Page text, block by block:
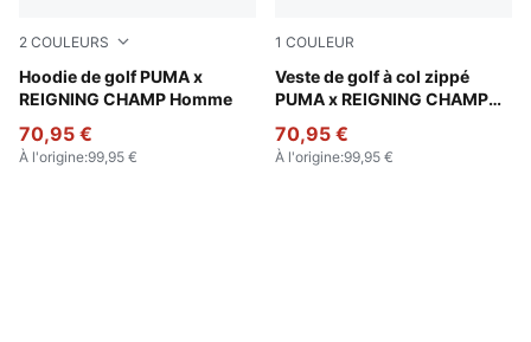
2 COULEURS
Hoodie de golf PUMA x
REIGNING CHAMP Homme
Deep Navy
70,95 €
À l'origine:99,95 €
1 COULEUR
Veste de golf à col zippé
PUMA x REIGNING CHAMP
Zen Blue
70,95 €
À l'origine:99,95 €